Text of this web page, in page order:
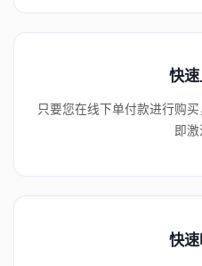
快
只要您在线下单付款进行购
即激
快